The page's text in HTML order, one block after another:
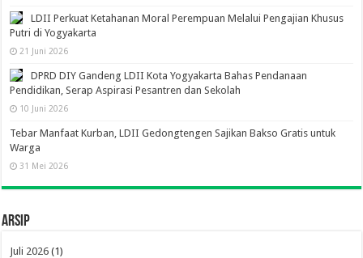
LDII Perkuat Ketahanan Moral Perempuan Melalui Pengajian Khusus
Putri di Yogyakarta
21 Juni 2026
DPRD DIY Gandeng LDII Kota Yogyakarta Bahas Pendanaan
Pendidikan, Serap Aspirasi Pesantren dan Sekolah
10 Juni 2026
Tebar Manfaat Kurban, LDII Gedongtengen Sajikan Bakso Gratis untuk
Warga
31 Mei 2026
Arsip
Juli 2026 (1)